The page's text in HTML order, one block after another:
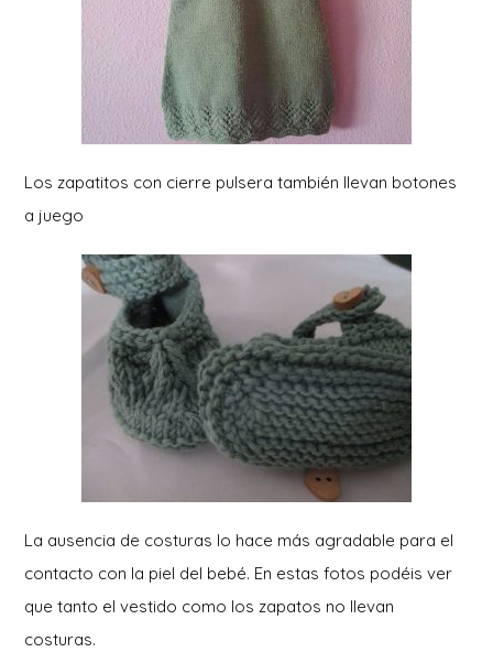
Los zapatitos con cierre pulsera también llevan botones
a juego
La ausencia de costuras lo hace más agradable para el
contacto con la piel del bebé. En estas fotos podéis ver
que tanto el vestido como los zapatos no llevan
costuras.